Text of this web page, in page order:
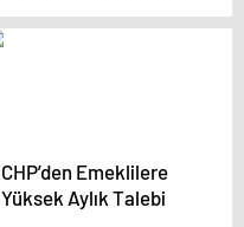
Kesintisi
CHP’den Emeklilere
Yüksek Aylık Talebi